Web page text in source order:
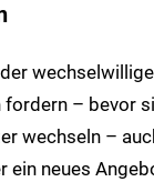
– bevor
wechseln –
ein neues